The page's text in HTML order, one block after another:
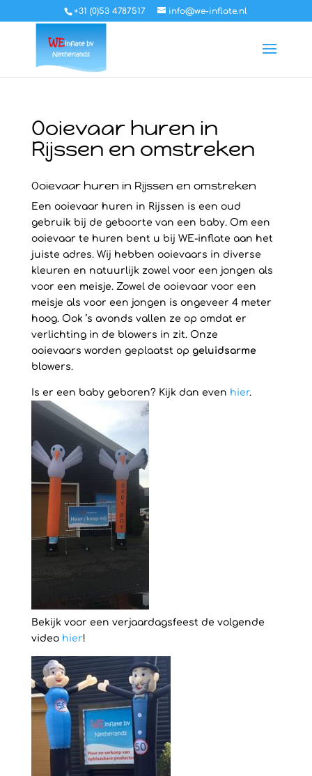
+31 (0)53 4787517 info@we-inflate.nl
Ooievaar huren in
Rijssen en omstreken
Ooievaar huren in Rijssen en omstreken
Een ooievaar huren in Rijssen is een oud
gebruik bij de geboorte van een baby. Om een
ooievaar te huren bent u bij WE-inflate aan het
juiste adres. Wij hebben ooievaars in diverse
kleuren en natuurlijk zowel voor een jongen als
voor een meisje. Zowel de ooievaar voor een
meisje als voor een jongen is ongeveer 4 meter
hoog. Ook ’s avonds vallen ze op omdat er
verlichting in de blowers in zit. Onze
ooievaars worden geplaatst op geluidsarme
blowers.
Is er een baby geboren? Kijk dan even hier.
Bekijk voor een verjaardagsfeest de volgende
video hier!